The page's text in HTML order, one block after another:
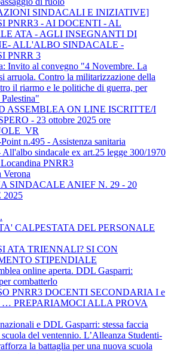
SINDACALI E INIZIATIVE]
PNRR3 - AI DOCENTI - AL
ATA - AGLI INSEGNANTI DI
ALL'ALBO SINDACALE -
PNRR 3
Invito al convegno "4 Novembre. La
arruola. Contro la militarizzazione della
il riarmo e le politiche di guerra, per
Palestina"
ASSEMBLEA ON LINE ISCRITTE/I
- 23 ottobre 2025 ore
n.495 - Assistenza sanitaria
All'albo sindacale ex art.25 legge 300/1970
PNRR3
Verona
SINDACALE ANIEF N. 29 - 20
2025
CALPESTATA DEL PERSONALE
ATA TRIENNALI? SI CON
STIPENDIALE
online aperta. DDL Gasparri:
combatterlo
PNRR3 DOCENTI SECONDARIA I e
PREPARIAMOCI ALLA PROVA
e DDL Gasparri: stessa faccia
del ventennio. L’Alleanza Studenti-
la battaglia per una nuova scuola